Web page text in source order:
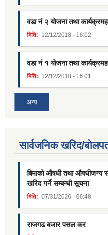
वडा नं २ योजना तथा
मिति: 12/12/2018 - 16:02
वडा नं १ योजना तथा
मिति: 12/12/2018 - 16:01
अन्य
सार्वजनिक खरिद/
बिमाको औषधी तथा औषधीजन्य
खरिद गर्ने सम्बन्धी सूचना
मिति: 07/31/2026 - 06:48
राजगढ बजार पसल कर